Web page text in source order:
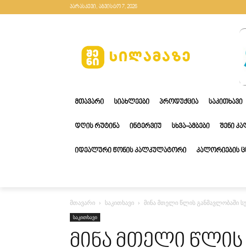
პარასკევი, აგვისტო 7, 2026
ᲛᲗᲐᲕᲐᲠᲘ ᲡᲘᲐᲮᲚᲔᲔᲑᲘ ᲞᲠᲝᲓᲣᲥᲪᲘᲐ ᲡᲐᲙᲘᲗᲮᲐᲕᲘ
ᲓᲦᲘᲡ ᲠᲣᲢᲘᲜᲐ ᲘᲜᲢᲔᲠᲕᲘᲣ ᲡᲮᲕᲐ-ᲐᲛᲑᲔᲑᲘ ᲨᲔᲜᲘ
ᲘᲓᲔᲐᲚᲣᲠᲘ ᲬᲝᲜᲘᲡ ᲙᲐᲚᲙᲣᲚᲐᲢᲝᲠᲘ ᲙᲐᲚᲝᲠᲘᲔᲑᲘᲡ
მთავარი საკითხავი მინა მთელი წლის განმავლობაში
საკითხავი
მინა მთელი